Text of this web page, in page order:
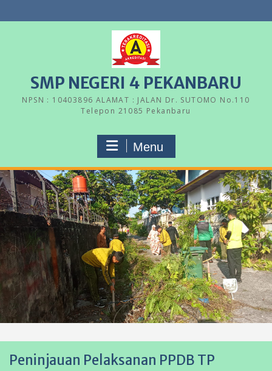
to
SMP NEGERI 4 PEKANBARU
NPSN : 10403896 ALAMAT : JALAN Dr. SUTOMO No.110
Telepon 21085 Pekanbaru
Menu
Peninjauan Pelaksanan PPDB TP